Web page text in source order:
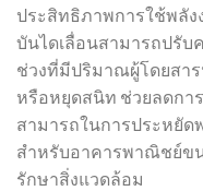
ประสิทธิภาพการใช้พลัง
บันไดเลื่อนสามารถปรับ
ช่วงที่มีปริมาณผู้โดยสาร
หรือหยุดสนิท ช่วยลดกา
สามารถในการประหยัด
สำหรับอาคารพาณิชย์ข
รักษาสิ่งแวดล้อม